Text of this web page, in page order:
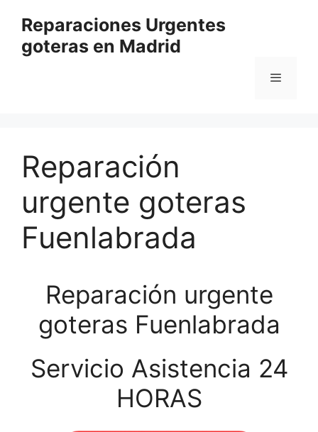
contenido
Reparaciones Urgentes
goteras en Madrid
Reparación
urgente goteras
Fuenlabrada
Reparación urgente
goteras Fuenlabrada
Servicio Asistencia 24
HORAS